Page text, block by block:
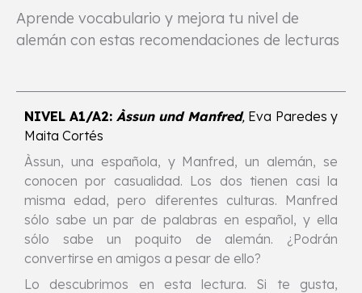
Aprende vocabulario y mejora tu nivel de
alemán con estas recomendaciones de lecturas
NIVEL A1/A2: Àssun und Manfred, Eva Paredes y
Maita Cortés
Àssun, una española, y Manfred, un alemán, se
conocen por casualidad. Los dos tienen casi la
misma edad, pero diferentes culturas. Manfred
sólo sabe un par de palabras en español, y ella
sólo sabe un poquito de alemán. ¿Podrán
convertirse en amigos a pesar de ello?
Lo descubrimos en esta lectura. Si te gusta,